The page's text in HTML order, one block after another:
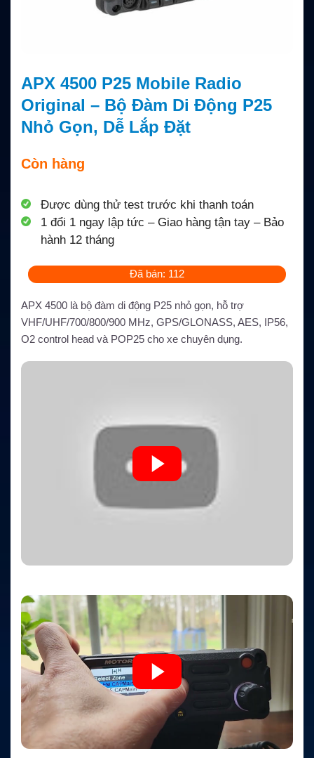
APX 4500 P25 Mobile Radio
Original – Bộ Đàm Di Động P25
Nhỏ Gọn, Dễ Lắp Đặt
Còn hàng
Được dùng thử test trước khi thanh toán
1 đổi 1 ngay lập tức – Giao hàng tận tay – Bảo
hành 12 tháng
Đã bán: 112
APX 4500 là bộ đàm di động P25 nhỏ gọn, hỗ trợ
VHF/UHF/700/800/900 MHz, GPS/GLONASS, AES, IP56,
O2 control head và POP25 cho xe chuyên dụng.